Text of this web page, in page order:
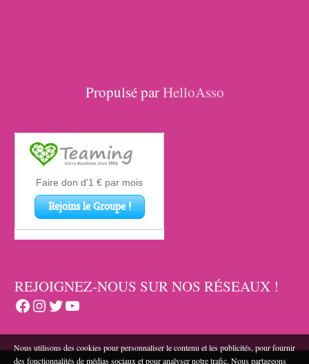
Propulsé parHelloAsso
REJOIGNEZ-NOUS SUR NOS RÉSEAUX !
Facebook
Instagram
TwitterYouTube
Nous utilisons des cookies pour personnaliser le contenu et les publicités, pour fournir
des fonctionnalités de médias sociaux et pour analyser notre trafic. Nous partageons